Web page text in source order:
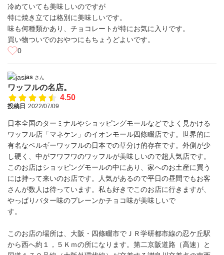
冷めていても美味しいのですが
特に焼き立ては格別に美味しいです。
味も何種類かあり、チョコレートが特にお気に入りです。
買い物ついでのおやつにもちょうどよいです。
0
jas さん
ワッフルの名店。
4.50
投稿日 2022/07/09
日本全国のターミナルやショッピングモールなどでよく見かける
ワッフル店「マネケン」のイオンモール四條畷店です。世界的に
有名なベルギーワッフルの日本での草分け的存在です。外側が少
し硬く、中がフワフワのワッフルが美味しいので超人気店です。
このお店はショッピングモールの中にあり、家へのお土産に買う
には持って来いのお店です。人気があるので平日の昼間でもお客
さんが数人は待っています。私も好きでこのお店に行きますが、
やっぱりバター味のプレーンかチョコ味が美味しいで
す。
このお店の場所は、大阪・四條畷市でＪＲ学研都市線の忍ケ丘駅
から西へ約１，５Ｋｍの所になります。第二京阪道路（高速）と